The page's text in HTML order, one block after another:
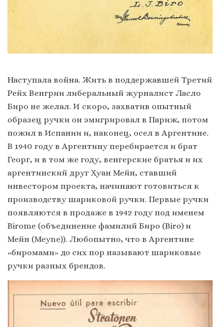
Наступала война. Жить в поддержавшей Третий
Рейх Венгрии либеральный журналист Ласло
Биро не желал. И скоро, захватив опытный
образец ручки он эмигрировал в Париж, потом
пожил в Испании и, наконец, осел в Аргентине.
В 1940 году в Аргентину перебирается и брат
Георг, и в том же году, венгерские братья и их
аргентинский друг Хуан Мейн, ставший
инвестором проекта, начинают готовиться к
производству шариковой ручки. Первые ручки
появляются в продаже в 1942 году под именем
Birome (объединение фамилий Биро (Biro) и
Мейн (Meyne)). Любопытно, что в Аргентине
«биромами» до сих пор называют шариковые
ручки разных брендов.